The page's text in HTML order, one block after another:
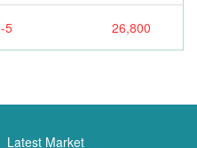
-5 26,800
Latest Market